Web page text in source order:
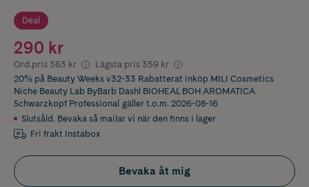
Deal
290 kr
Ord.pris 363 kr Lägsta pris 359 kr
20% på Beauty Weeks v32-33 Rabatterat inköp MILI Cosmetics
Niche Beauty Lab ByBarb Dashl BIOHEAL BOH AROMATICA
Schwarzkopf Professional gäller t.o.m. 2026-08-16
Slutsåld. Bevaka så mailar vi när den finns i lager
Fri frakt Instabox
Bevaka åt mig